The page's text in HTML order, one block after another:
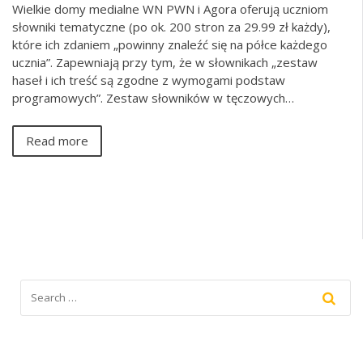
Wielkie domy medialne WN PWN i Agora oferują uczniom
słowniki tematyczne (po ok. 200 stron za 29.99 zł każdy),
które ich zdaniem „powinny znaleźć się na półce każdego
ucznia”. Zapewniają przy tym, że w słownikach „zestaw
haseł i ich treść są zgodne z wymogami podstaw
programowych”. Zestaw słowników w tęczowych…
Read more